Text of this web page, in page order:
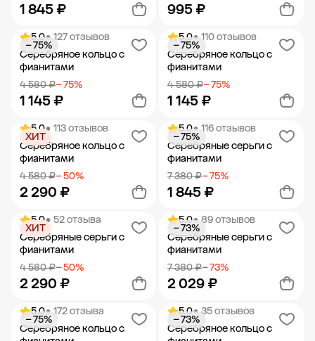
1 845 ₽
Добавить в корзину
995 ₽
Добавить в корзину
5.0• 127 отзывов
Серебряное кольцо с
фианитами
4 580 ₽− 75%
1 145 ₽
− 75%
Добавить в корзину
5.0• 110 отзывов
Серебряное кольцо с
фианитами
4 580 ₽− 75%
1 145 ₽
− 75%
Добавить в корзину
5.0• 113 отзывов
Серебряное кольцо с
фианитами
4 580 ₽− 50%
2 290 ₽
ХИТ
Добавить в корзину
5.0• 116 отзывов
Серебряные серьги с
фианитами
7 380 ₽− 75%
1 845 ₽
− 75%
Добавить в корзину
5.0• 52 отзыва
Серебряные серьги с
фианитами
4 580 ₽− 50%
2 290 ₽
ХИТ
Добавить в корзину
5.0• 89 отзывов
Серебряные серьги с
фианитами
7 380 ₽− 73%
2 029 ₽
− 73%
Добавить в корзину
5.0• 172 отзыва
Серебряное кольцо с
− 75%
5.0• 35 отзывов
Серебряное кольцо с
− 73%